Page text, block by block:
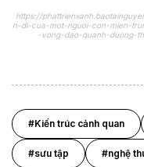
https://
n-di-cua-mot-nguoi-con-mien-
-vong-dao-quanh-duong-
#Kiến trúc cảnh quan
#sưu tập #nghệ